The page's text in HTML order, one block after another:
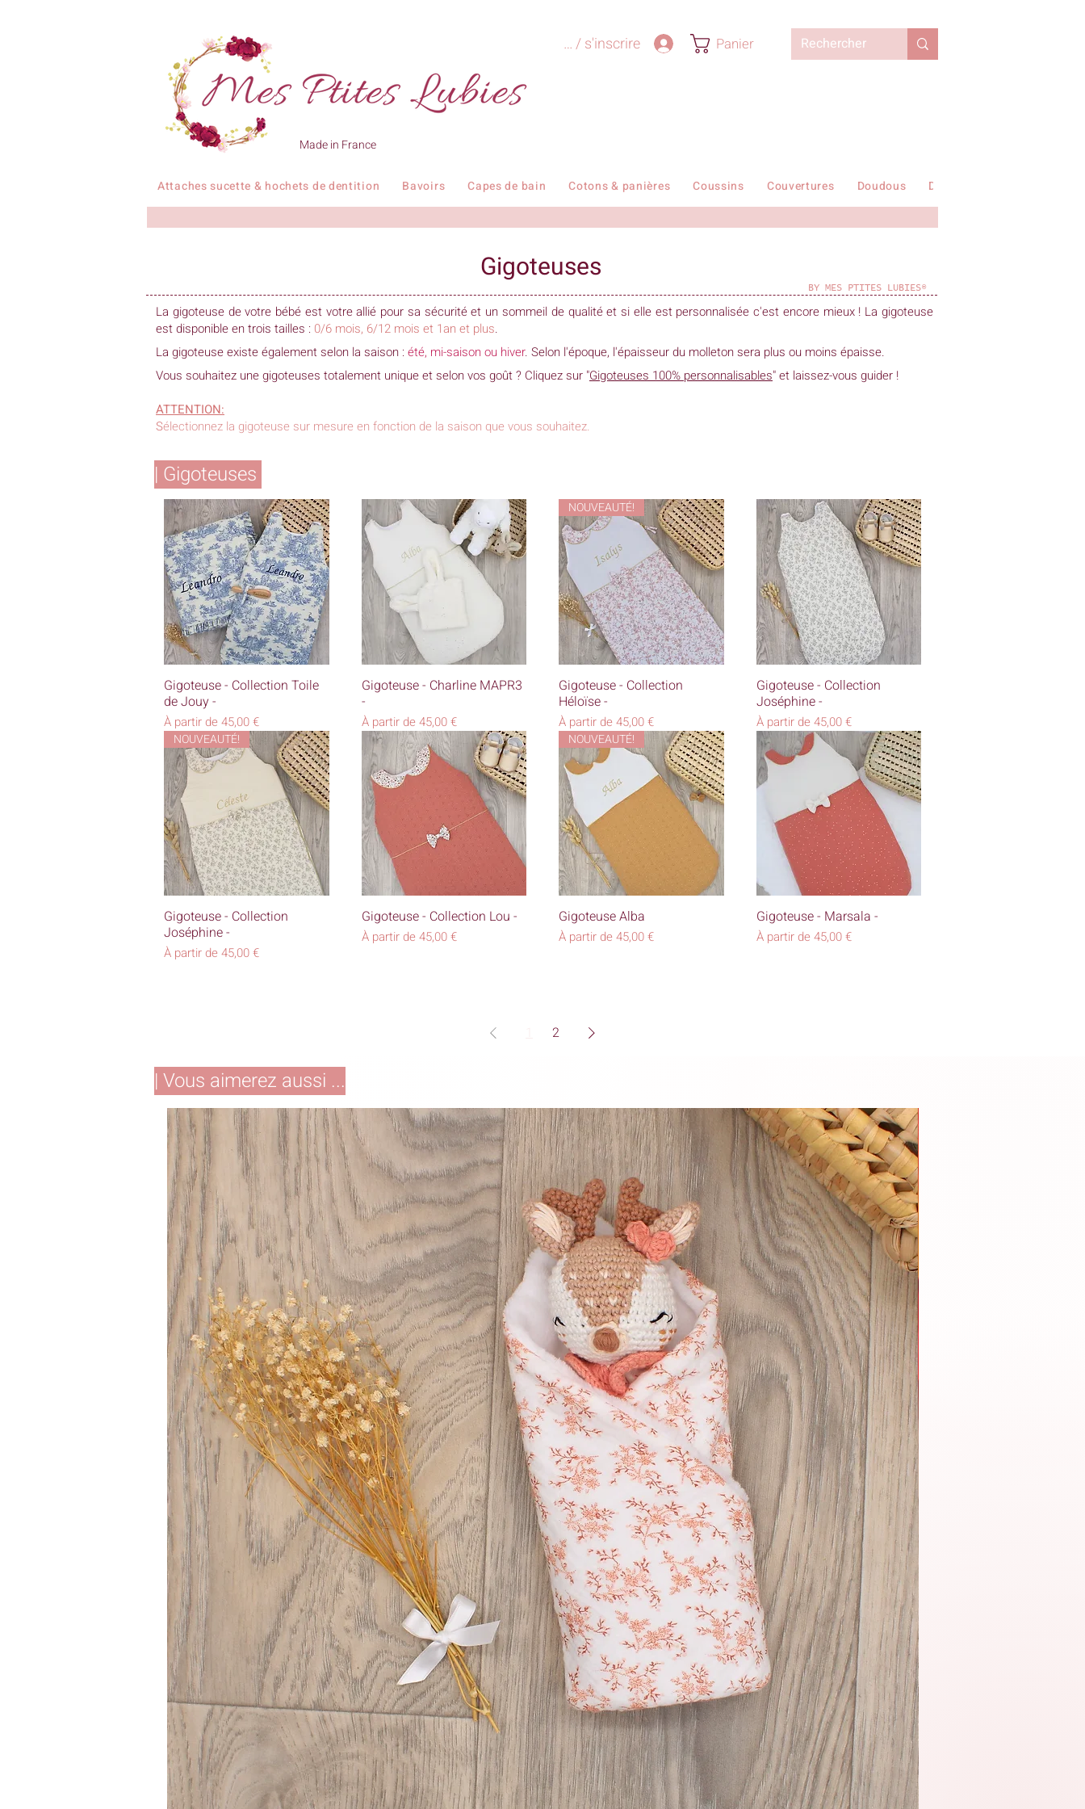
Made in France
Se connecter / s'inscrire Panier
Attaches sucette & hochets de dentition Bavoirs Capes de bain Cotons & panières Coussins Couvertures Doudous Duvets enfant
BY MES PTITES LUBIES®
Gigoteuses
La gigoteuse de votre bébé est votre allié pour sa sécurité et un sommeil de qualité et si elle est personnalisée c'est encore mieux ! La gigoteuse
est disponible en trois tailles : 0/6 mois, 6/12 mois et 1an et plus.
La gigoteuse existe également selon la saison : été, mi-saison ou hiver. Selon l'époque, l'épaisseur du molleton sera plus ou moins épaisse.
Vous souhaitez une gigoteuses totalement unique et selon vos goût ? Cliquez sur "Gigoteuses 100% personnalisables" et laissez-vous guider !
ATTENTION:
Sélectionnez la gigoteuse sur mesure en fonction de la saison que vous souhaitez.
| Gigoteuses
Aperçu rapide
Gigoteuse - Collection Toile
de Jouy -
À partir de45,00 €
Prix promotionnel
Aperçu rapide
Gigoteuse - Charline MAPR3
-
À partir de45,00 €
Prix promotionnel
Aperçu rapide
NOUVEAUTÉ!
Gigoteuse - Collection
Héloïse -
À partir de45,00 €
Prix promotionnel
Aperçu rapide
Gigoteuse - Collection
Joséphine -
À partir de45,00 €
Prix promotionnel
Aperçu rapide
NOUVEAUTÉ!
Gigoteuse - Collection
Joséphine -
À partir de45,00 €
Prix promotionnel
Aperçu rapide
Gigoteuse - Collection Lou -
À partir de45,00 €
Prix promotionnel
Aperçu rapide
NOUVEAUTÉ!
Gigoteuse Alba
À partir de45,00 €
Prix promotionnel
Aperçu rapide
Gigoteuse - Marsala -
À partir de45,00 €
Prix promotionnel
2
| Vous aimerez aussi ...